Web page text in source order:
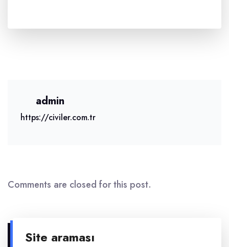
admin
https://civiler.com.tr
Comments are closed for this post.
Site araması